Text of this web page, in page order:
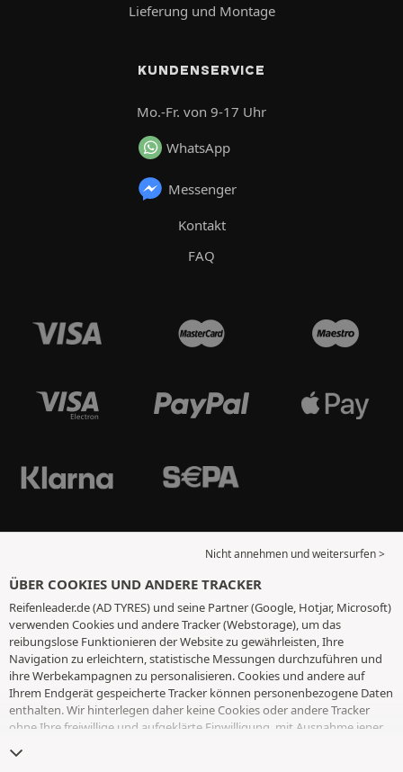
Lieferung und Montage
KUNDENSERVICE
Mo.-Fr. von 9-17 Uhr
WhatsApp
Messenger
Kontakt
FAQ
Nicht annehmen und weitersurfen >
ÜBER COOKIES UND ANDERE TRACKER
Reifenleader.de (AD TYRES) und seine Partner (Google, Hotjar, Microsoft)
verwenden Cookies und andere Tracker (Webstorage), um das
reibungslose Funktionieren der Website zu gewährleisten, Ihre
Navigation zu erleichtern, statistische Messungen durchzuführen und
ihre Werbekampagnen zu personalisieren. Cookies und andere auf
Ihrem Endgerät gespeicherte Tracker können personenbezogene Daten
enthalten. Wir hinterlegen daher keine Cookies oder andere Tracker
ohne Ihre freiwillige und aufgeklärte Einwilligung, mit Ausnahme jener,
Auswahl für einen Zeitraum von 6 Monaten. Sie können Ihre